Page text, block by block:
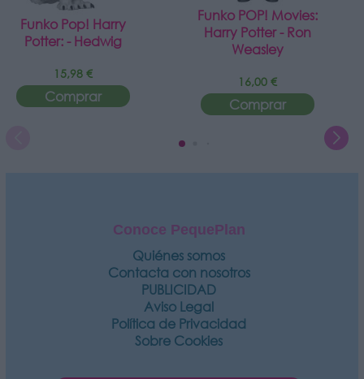
Funko Pop! Harry
Potter: - Hedwig
15,98 €
Comprar
Funko POP! Movies:
Harry Potter - Ron
Weasley
16,00 €
Comprar
Conoce PequePlan
Quiénes somos
Contacta con nosotros
PUBLICIDAD
Aviso Legal
Política de Privacidad
Sobre Cookies